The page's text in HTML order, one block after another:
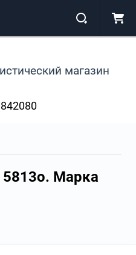
магазин
Марка